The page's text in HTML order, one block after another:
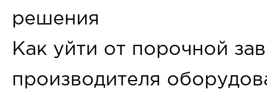
решения
Как уйти от порочной
производителя